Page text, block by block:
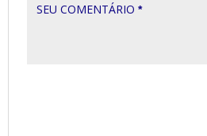
SEU COMENTÁRIO *